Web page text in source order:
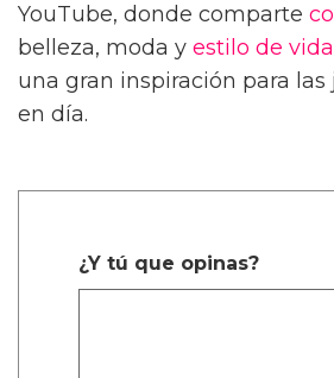
YouTube, donde comparte
belleza, moda y estilo de vida
una gran inspiración para las
en día.
¿Y tú que opinas?